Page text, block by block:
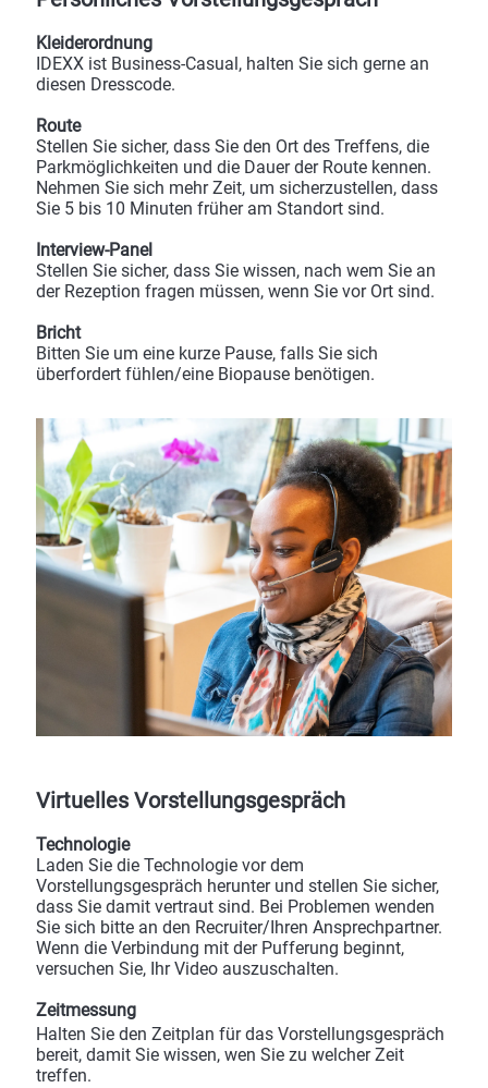
Kleiderordnung
IDEXX ist Business-Casual, halten Sie sich gerne an
diesen Dresscode.
Route
Stellen Sie sicher, dass Sie den Ort des Treffens, die
Parkmöglichkeiten und die Dauer der Route kennen.
Nehmen Sie sich mehr Zeit, um sicherzustellen, dass
Sie 5 bis 10 Minuten früher am Standort sind.
Interview-Panel
Stellen Sie sicher, dass Sie wissen, nach wem Sie an
der Rezeption fragen müssen, wenn Sie vor Ort sind.
Bricht
Bitten Sie um eine kurze Pause, falls Sie sich
überfordert fühlen/eine Biopause benötigen.
Virtuelles Vorstellungsgespräch
Technologie
Laden Sie die Technologie vor dem
Vorstellungsgespräch herunter und stellen Sie sicher,
dass Sie damit vertraut sind. Bei Problemen wenden
Sie sich bitte an den Recruiter/Ihren Ansprechpartner.
Wenn die Verbindung mit der Pufferung beginnt,
versuchen Sie, Ihr Video auszuschalten.
Zeitmessung
Halten Sie den Zeitplan für das Vorstellungsgespräch
bereit, damit Sie wissen, wen Sie zu welcher Zeit
treffen.